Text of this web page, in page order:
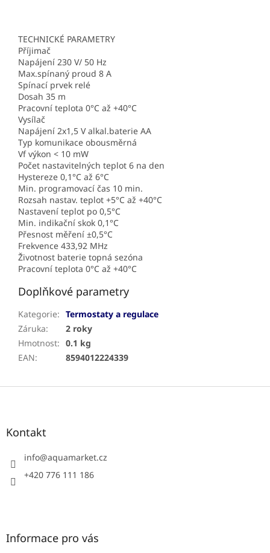
TECHNICKÉ PARAMETRY
Příjimač
Napájení 230 V/ 50 Hz
Max.spínaný proud 8 A
Spínací prvek relé
Dosah 35 m
Pracovní teplota 0°C až +40°C
Vysílač
Napájení 2x1,5 V alkal.baterie AA
Typ komunikace obousměrná
Vf výkon < 10 mW
Počet nastavitelných teplot 6 na den
Hystereze 0,1°C až 6°C
Min. programovací čas 10 min.
Rozsah nastav. teplot +5°C až +40°C
Nastavení teplot po 0,5°C
Min. indikační skok 0,1°C
Přesnost měření ±0,5°C
Frekvence 433,92 MHz
Životnost baterie topná sezóna
Pracovní teplota 0°C až +40°C
Doplňkové parametry
Kategorie: Termostaty a regulace
Záruka:
2 roky
Hmotnost: 0.1 kg
EAN: 8594012224339
Z
Kontakt
info@aquamarket.cz
+420 776 111 186
Informace pro vás